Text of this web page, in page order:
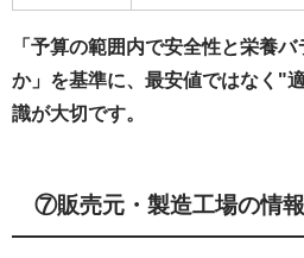
「予算の範囲内で安全性と栄養
か」を基準に、最安値ではなく"
識が大切です。
⑦販売元・製造工場の情